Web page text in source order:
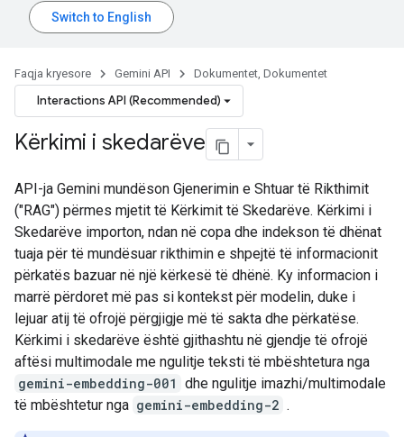
Faqja kryesore Gemini API Dokumentet, Dokumentet
Interactions API (Recommended)
Kërkimi i skedarëve
API-ja Gemini mundëson Gjenerimin e Shtuar të Rikthimit
("RAG") përmes mjetit të Kërkimit të Skedarëve. Kërkimi i
Skedarëve importon, ndan në copa dhe indekson të dhënat
tuaja për të mundësuar rikthimin e shpejtë të informacionit
përkatës bazuar në një kërkesë të dhënë. Ky informacion i
marrë përdoret më pas si kontekst për modelin, duke i
lejuar atij të ofrojë përgjigje më të sakta dhe përkatëse.
Kërkimi i skedarëve është gjithashtu në gjendje të ofrojë
aftësi multimodale me ngulitje teksti të mbështetura nga
gemini-embedding-001 dhe ngulitje imazhi/multimodale
të mbështetur nga gemini-embedding-2 .